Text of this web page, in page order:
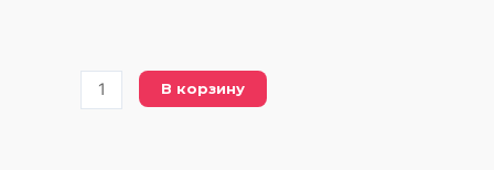
Количество
товара
В корзину